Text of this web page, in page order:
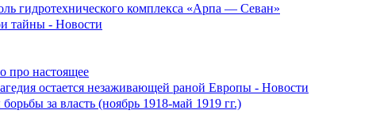
гидротехнического комплекса «Арпа — Севан»
тайны - Новости
про настоящее
остается незаживающей раной Европы - Новости
за власть (ноябрь 1918-май 1919 гг.)